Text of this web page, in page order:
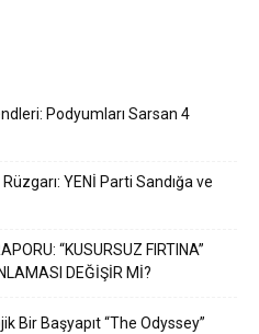
Podyumları Sarsan 4
YENİ Parti Sandığa ve
“KUSURSUZ FIRTINA”
DEĞİŞİR Mİ?
Bir Başyapıt “The Odyssey”